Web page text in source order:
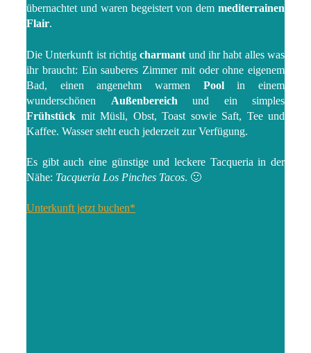
übernachtet und waren begeistert von dem mediterrainen
Flair.
Die Unterkunft ist richtigcharmant und ihr habt alles was
ihr braucht: Ein sauberes Zimmer mit oder ohne eigenem
Bad, einen angenehm warmen Poolin einem
wunderschönen Außenbereich und ein simples
Frühstück mit Müsli, Obst, Toast sowie Saft, Tee und
Kaffee. Wasser steht euch jederzeit zur Verfügung.
Es gibt auch eine günstige und leckere Tacqueria in der
Nähe: Tacqueria Los Pinches Tacos. 🙂
Unterkunft jetzt buchen*